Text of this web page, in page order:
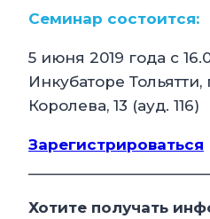
Семинар состоится:
5 июня 2019 года с
Инкубаторе
Королева, 13 (ауд. 116)
Зарегистрироваться
Хотите получать